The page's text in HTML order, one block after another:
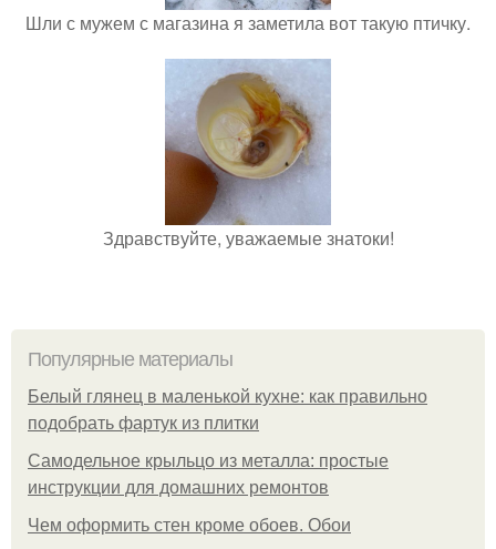
Шли с мужем с магазина я заметила вот такую птичку.
Здравствуйте, уважаемые знатоки!
Популярные материалы
Белый глянец в маленькой кухне: как правильно
подобрать фартук из плитки
Самодельное крыльцо из металла: простые
инструкции для домашних ремонтов
Чем оформить стен кроме обоев. Обои